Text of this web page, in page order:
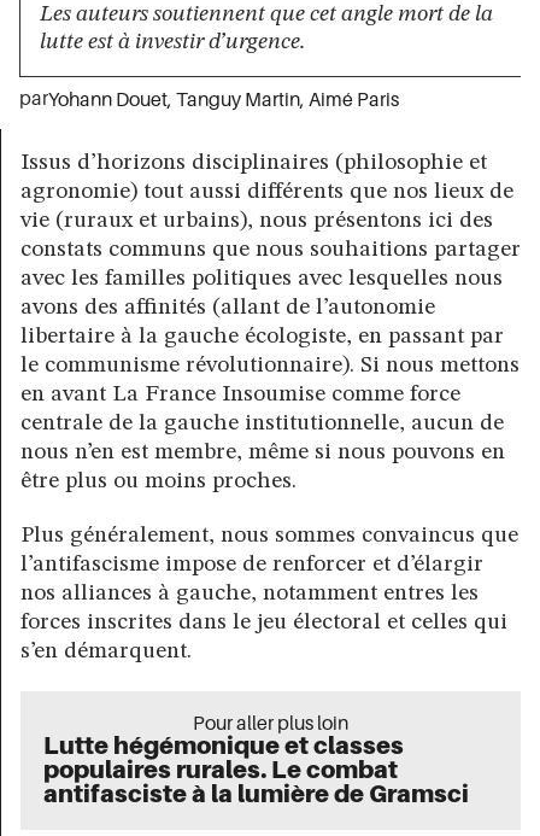
Les auteurs soutiennent que cet angle mort de la
lutte est à investir d’urgence.
parYohann Douet, Tanguy Martin, Aimé Paris
Issus d’horizons disciplinaires (philosophie et
agronomie) tout aussi différents que nos lieux de
vie (ruraux et urbains), nous présentons ici des
constats communs que nous souhaitions partager
avec les familles politiques avec lesquelles nous
avons des affinités (allant de l’autonomie
libertaire à la gauche écologiste, en passant par
le communisme révolutionnaire). Si nous mettons
en avant La France Insoumise comme force
centrale de la gauche institutionnelle, aucun de
nous n’en est membre, même si nous pouvons en
être plus ou moins proches.
Plus généralement, nous sommes convaincus que
l’antifascisme impose de renforcer et d’élargir
nos alliances à gauche, notamment entres les
forces inscrites dans le jeu électoral et celles qui
s’en démarquent.
Pour aller plus loin
Lutte hégémonique et classes
populaires rurales. Le combat
antifasciste à la lumière de Gramsci